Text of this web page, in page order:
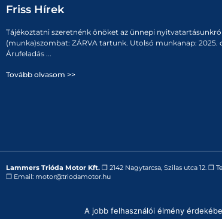
Friss Hírek
Tájékoztatni szeretnénk önöket az ünnepi
(munka)szombat: ZÁRVA tartunk. Utolsó munkanap: 2025.
Árufeladás ...
Tovább olvasom >>
Lammers Trióda Motor Kft. ❒ 2142 Nagytarcsa, Szilas utca 12. ❒
❒ Email: motor@triodamotor.hu
Digit-Now Kft.A jobb felhasználói élmény